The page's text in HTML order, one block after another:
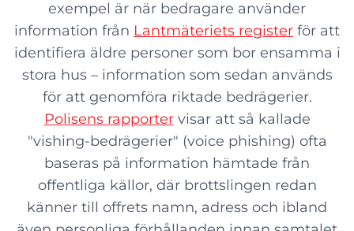
exempel är när bedragare använder
information från Lantmäteriets register för att
identifiera äldre personer som bor ensamma i
stora hus – information som sedan används
för att genomföra riktade bedrägerier.
Polisens rapportervisar att så kallade
"vishing-bedrägerier" (voice phishing) ofta
baseras på information hämtade från
offentliga källor, där brottslingen redan
känner till offrets namn, adress och ibland